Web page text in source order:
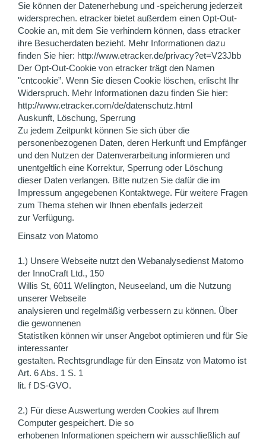
Sie können der Datenerhebung und -speicherung jederzeit
widersprechen. etracker bietet außerdem einen Opt-Out-
Cookie an, mit dem Sie verhindern können, dass etracker
ihre Besucherdaten bezieht. Mehr Informationen dazu
finden Sie hier: http://www.etracker.de/privacy?et=V23Jbb
Der Opt-Out-Cookie von etracker trägt den Namen
"cntcookie”. Wenn Sie diesen Cookie löschen, erlischt Ihr
Widerspruch. Mehr Informationen dazu finden Sie hier:
http://www.etracker.com/de/datenschutz.html
Auskunft, Löschung, Sperrung
Zu jedem Zeitpunkt können Sie sich über die
personenbezogenen Daten, deren Herkunft und Empfänger
und den Nutzen der Datenverarbeitung informieren und
unentgeltlich eine Korrektur, Sperrung oder Löschung
dieser Daten verlangen. Bitte nutzen Sie dafür die im
Impressum angegebenen Kontaktwege. Für weitere Fragen
zum Thema stehen wir Ihnen ebenfalls jederzeit
zur Verfügung.
Einsatz von Matomo
1.) Unsere Webseite nutzt den Webanalysedienst Matomo
der InnoCraft Ltd., 150
Willis St, 6011 Wellington, Neuseeland, um die Nutzung
unserer Webseite
analysieren und regelmäßig verbessern zu können. Über
die gewonnenen
Statistiken können wir unser Angebot optimieren und für Sie
interessanter
gestalten. Rechtsgrundlage für den Einsatz von Matomo ist
Art. 6 Abs. 1 S. 1
lit. f DS-GVO.
2.) Für diese Auswertung werden Cookies auf Ihrem
Computer gespeichert. Die so
erhobenen Informationen speichern wir ausschließlich auf